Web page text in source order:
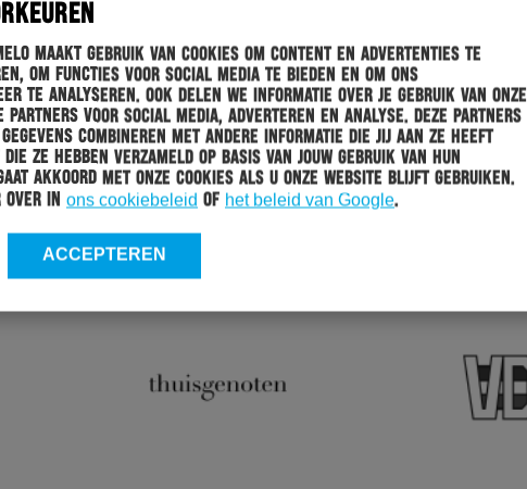
maakt gebruik van cookies om content en advertenties te
om functies voor social media te bieden en om ons
te analyseren. Ook delen we informatie over je gebruik van onze
partners voor social media, adverteren en analyse. Deze partners
gegevens combineren met andere informatie die jij aan ze heeft
ze hebben verzameld op basis van jouw gebruik van hun
akkoord met onze cookies als u onze website blijft gebruiken.
over in ons cookiebeleid of het beleid van Google.
ACCEPTEREN